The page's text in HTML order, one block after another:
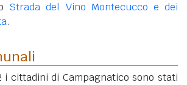
Strada del Vino Montecucco e dei
.
i cittadini di Campagnatico sono stati